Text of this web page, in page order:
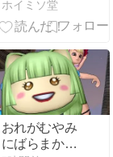
広場でピケス
ラバンドの配
ホイミソ堂
おれがむやみ
にばらまかな